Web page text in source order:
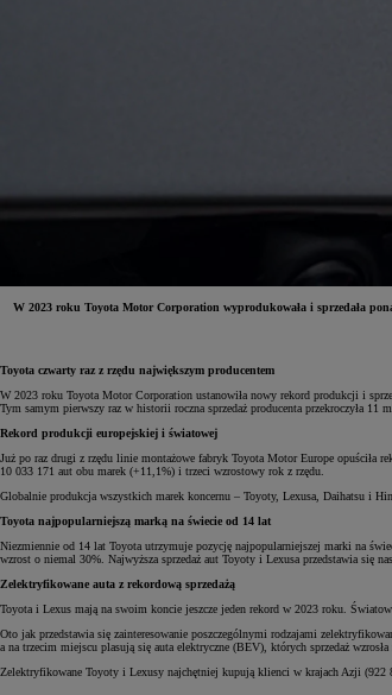
Od81 900 zł
Yaris Cross
HYBRID
W 2023 roku Toyota Motor Corporation wyprodukowała i sprzedała
Toyota czwarty raz z rzędu największym producentem
W 2023 roku Toyota Motor Corporation ustanowiła nowy rekord produkcji i
Tym samym pierwszy raz w historii roczna sprzedaż producenta przekroczyła 11
Rekord produkcji europejskiej i światowej
Już po raz drugi z rzędu linie montażowe fabryk Toyota Motor Europe opuściła
10 033 171 aut obu marek (+11,1%) i trzeci wzrostowy rok z rzędu.
Globalnie produkcja wszystkich marek koncernu – Toyoty, Lexusa, Daihatsu i
Toyota najpopularniejszą marką na świecie od 14 lat
Niezmiennie od 14 lat Toyota utrzymuje pozycję najpopularniejszej marki na
wzrost o niemal 30%. Najwyższa sprzedaż aut Toyoty i Lexusa przedstawia się
Zelektryfikowane auta z rekordową sprzedażą
Toyota i Lexus mają na swoim koncie jeszcze jeden rekord w 2023 roku.
Oto jak przedstawia się zainteresowanie poszczególnymi rodzajami
a na trzecim miejscu plasują się auta elektryczne (BEV), których sprzedaż
Zelektryfikowane Toyoty i Lexusy najchętniej kupują klienci w krajach Azji (922